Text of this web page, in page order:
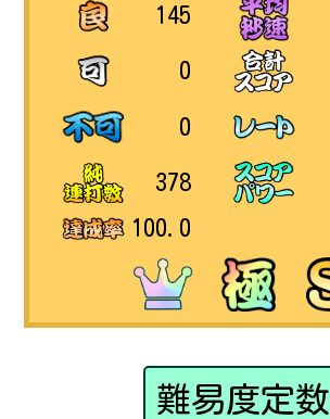
145
0
0
378
100.0
難易度定数